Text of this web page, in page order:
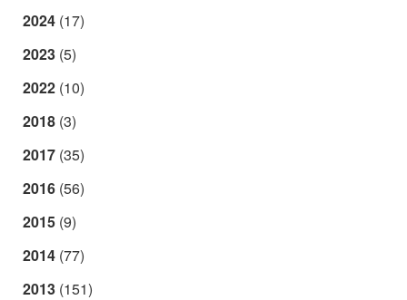
2024 (17)
2023 (5)
2022 (10)
2018 (3)
2017 (35)
2016 (56)
2015 (9)
2014 (77)
2013 (151)